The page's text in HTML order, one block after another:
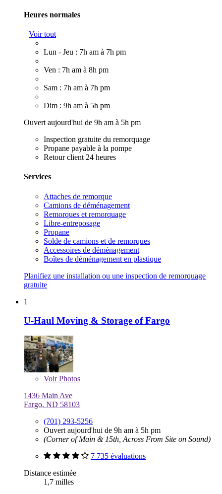
Heures normales
Voir tout
Lun - Jeu : 7h am à 7h pm
Ven : 7h am à 8h pm
Sam : 7h am à 7h pm
Dim : 9h am à 5h pm
Ouvert aujourd'hui de 9h am à 5h pm
Inspection gratuite du remorquage
Propane payable à la pompe
Retour client 24 heures
Services
Attaches de remorque
Camions de déménagement
Remorques et remorquage
Libre-entreposage
Propane
Solde de camions et de remorques
Accessoires de déménagement
Boîtes de déménagement en plastique
Planifiez une installation ou une inspection de remorquage
gratuite
1
U-Haul Moving & Storage of Fargo
VoirPhotos
1436 Main Ave
Fargo, ND 58103
(701) 293-5256
Ouvert aujourd'hui de 9h am à 5h pm
(Corner of Main & 15th, Across From Site on Sound)
7 735 évaluations
Distance estimée
1,7 milles